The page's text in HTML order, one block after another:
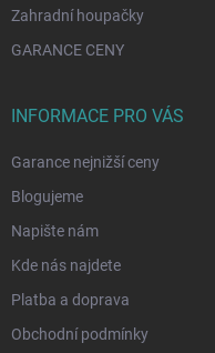
Zahradní houpačky
GARANCE CENY
INFORMACE PRO VÁS
Garance nejnižší ceny
Blogujeme
Napište nám
Kde nás najdete
Platba a doprava
Obchodní podmínky